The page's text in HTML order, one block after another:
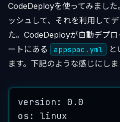
CodeDeployを使ってみまし
ッシュして、それを利用して
た。CodeDeployが自動デプ
ートにある
appspac.yml
ます。下記のような感じにしま
version : 0.0
os : linux